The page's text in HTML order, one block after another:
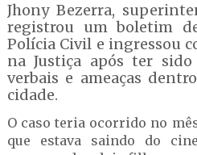
Jhony Bezerra,
registrou um boletim
Polícia Civil e ingressou
na Justiça após ter
verbais e ameaças
cidade.
O caso teria ocorrido no
que estava saindo do